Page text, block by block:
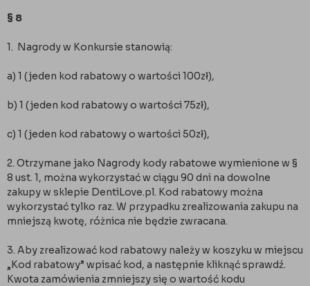
§ 8
1. Nagrody w Konkursie stanowią:
a) 1 (jeden kod rabatowy o wartości 100zł),
b) 1 (jeden kod rabatowy o wartości 75zł),
c) 1 (jeden kod rabatowy o wartości 50zł),
2. Otrzymane jako Nagrody kody rabatowe wymienione w §
8 ust. 1, można wykorzystać w ciągu 90 dni na dowolne
zakupy w sklepie DentiLove.pl. Kod rabatowy można
wykorzystać tylko raz. W przypadku zrealizowania zakupu na
mniejszą kwotę, różnica nie będzie zwracana.
3. Aby zrealizować kod rabatowy należy w koszyku w miejscu
„Kod rabatowy” wpisać kod, a następnie kliknąć sprawdź.
Kwota zamówienia zmniejszy się o wartość kodu